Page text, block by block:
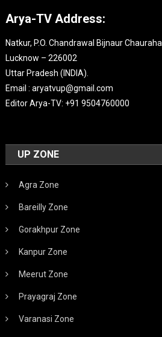
Arya-TV Address:
Natkur, P.O. Chandrawal Bijnaur Chauraha
Lucknow – 226002
Uttar Pradesh (INDIA).
Email : aryatvup@gmail.com
Editor Arya-TV: +91 9504760000
UP ZONE
Agra Zone
Bareilly Zone
Gorakhpur Zone
Kanpur Zone
Meerut Zone
Prayagraj Zone
Varanasi Zone